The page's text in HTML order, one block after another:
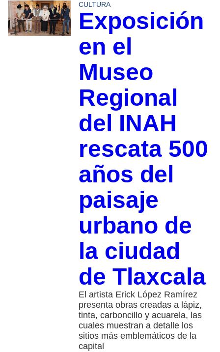
CULTURA
Exposición
en el
Museo
Regional
del INAH
rescata 500
años del
paisaje
urbano de
la ciudad
de Tlaxcala
El artista Erick López Ramírez
presenta obras creadas a lápiz,
tinta, carboncillo y acuarela, las
cuales muestran a detalle los
sitios más emblemáticos de la
capital